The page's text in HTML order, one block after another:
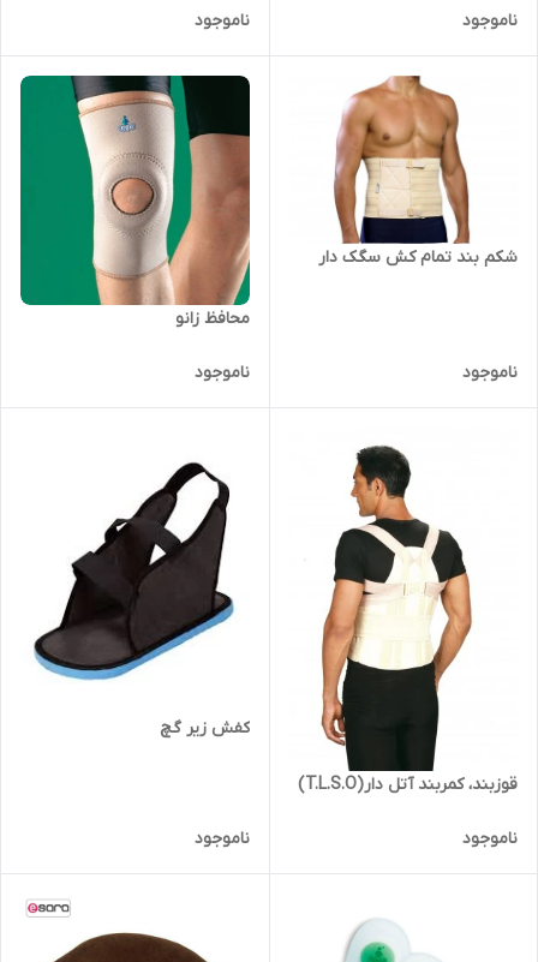
ناموجود ناموجود
شکم بند تمام کش سگک دار
ناموجود
محافظ زانو
ناموجود
قوزبند، کمربند آتل دار(T.L.S.O)
ناموجود
کفش زیر گچ
ناموجود